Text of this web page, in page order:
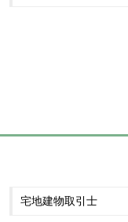
宅地建物取引士